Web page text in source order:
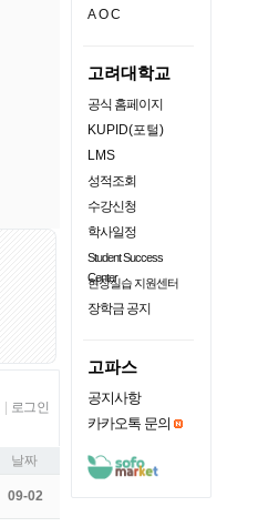
로그인
날짜
09-02
AOC
고려대학교
공식 홈페이지
KUPID(포털)
LMS
성적조회
수강신청
학사일정
Student Success
Center
현장실습 지원센터
장학금 공지
고파스
공지사항
카카오톡 문의